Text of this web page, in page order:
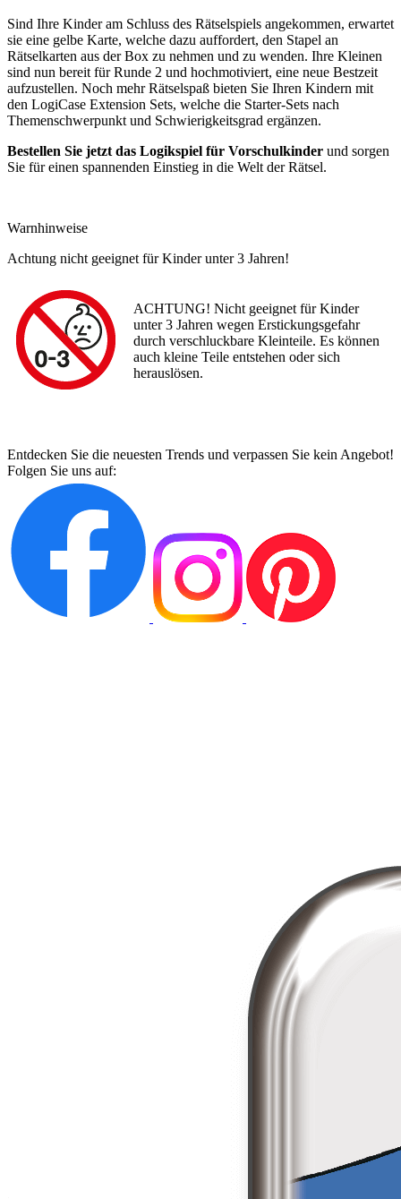
Sind Ihre Kinder am Schluss des Rätselspiels angekommen, erwartet
sie eine gelbe Karte, welche dazu auffordert, den Stapel an
Rätselkarten aus der Box zu nehmen und zu wenden. Ihre Kleinen
sind nun bereit für Runde 2 und hochmotiviert, eine neue Bestzeit
aufzustellen. Noch mehr Rätselspaß bieten Sie Ihren Kindern mit
den LogiCase Extension Sets, welche die Starter-Sets nach
Themenschwerpunkt und Schwierigkeitsgrad ergänzen.
Bestellen Sie jetzt das Logikspiel für Vorschulkinder und sorgen
Sie für einen spannenden Einstieg in die Welt der Rätsel.
Warnhinweise
Achtung nicht geeignet für Kinder unter 3 Jahren!
ACHTUNG! Nicht geeignet für Kinder
unter 3 Jahren wegen Erstickungsgefahr
durch verschluckbare Kleinteile. Es können
auch kleine Teile entstehen oder sich
herauslösen.
Entdecken Sie die neuesten Trends und verpassen Sie kein Angebot!
Folgen Sie uns auf: